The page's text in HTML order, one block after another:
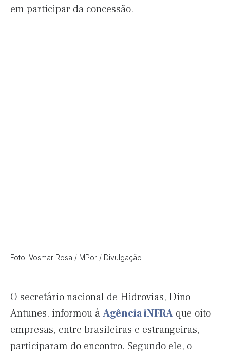
em participar da concessão.
Foto: Vosmar Rosa / MPor / Divulgação
O secretário nacional de Hidrovias, Dino
Antunes, informou àAgência iNFRA que oito
empresas, entre brasileiras e estrangeiras,
participaram do encontro. Segundo ele, o